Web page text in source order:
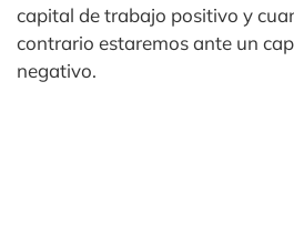
capital de trabajo positivo y
contrario estaremos ante un
negativo.